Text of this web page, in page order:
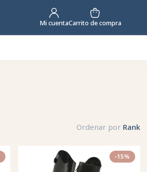
Mi cuentaCarrito de compra
Ordenar por Rank
-15%